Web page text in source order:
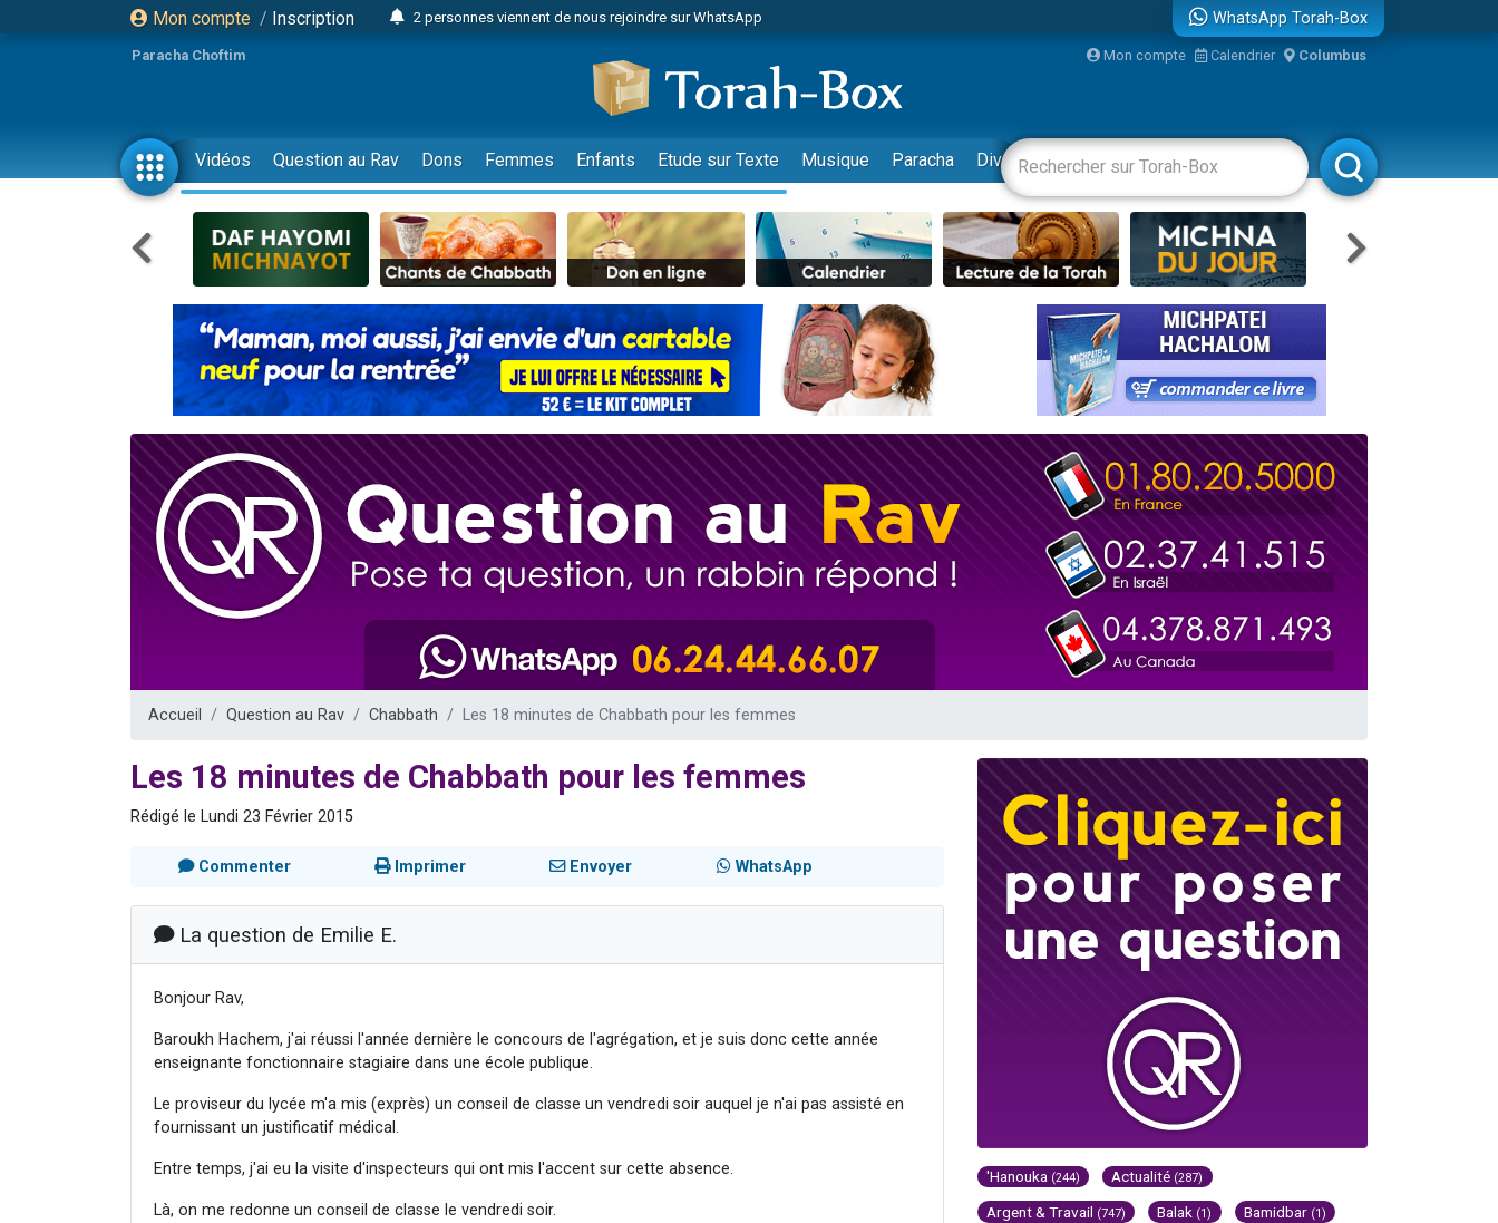
Mon compte / Inscription
2 personnes viennent de nous rejoindre sur WhatsApp
3 personnes viennent de faire un don pour Événements Torah-Box
2 personnes viennent de faire un don pour Tsédaka : pauvres d'Israel
3 personnes viennent de nous rejoindre sur WhatsApp
11 personnes viennent de demander une bénédiction
3 personnes viennent de faire un don pour Diane, 80 ans, dans un appartement insalubre
Il reste 49 places pour étudier en groupe sur Zoom
2 personnes viennent de nous rejoindre sur WhatsApp
29 personnes viennent de demander une bénédiction
Il reste 49 places pour étudier en groupe sur Zoom
2 personnes viennent de nous rejoindre sur WhatsApp
6 personnes viennent de nous rejoindre sur WhatsApp
4 personnes viennent de faire un don pour Reloger Rivka, 6 enfants, victime de violences...
2 personnes viennent de faire un don pour 1 Journée de Vacances Pour les Enfants
17 personnes viennent de demander une bénédiction
Il reste 49 places pour étudier en groupe sur Zoom
Eva vient de donner son Maasser
Eli vient de donner son Maasser
WhatsApp Torah-Box
Paracha Choftim Mon compte Calendrier Columbus
Vidéos Question au Rav Dons Femmes Enfants Etude sur Texte Musique Paracha Divertissements Livres Rabbanim
Accueil Question au Rav Chabbath Les 18 minutes de Chabbath pour les femmes
Les 18 minutes de Chabbath pour les femmes
Rédigé le Lundi 23 Février 2015
Commenter Imprimer Envoyer WhatsApp
La question de Emilie E.
Bonjour Rav,
Baroukh Hachem, j'ai réussi l'année dernière le concours de l'agrégation, et je suis donc cette année
enseignante fonctionnaire stagiaire dans une école publique.
Le proviseur du lycée m'a mis (exprès) un conseil de classe un vendredi soir auquel je n'ai pas assisté en
fournissant un justificatif médical.
Entre temps, j'ai eu la visite d'inspecteurs qui ont mis l'accent sur cette absence.
Là, on me redonne un conseil de classe le vendredi soir.
'Hanouka (244) Actualité (287)
Argent & Travail (747) Balak (1) Bamidbar (1)